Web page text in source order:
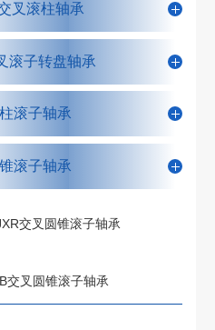
叉滚柱轴承
滚子转盘轴承
滚子轴承
滚子轴承
交叉圆锥滚子轴承
交叉圆锥滚子轴承